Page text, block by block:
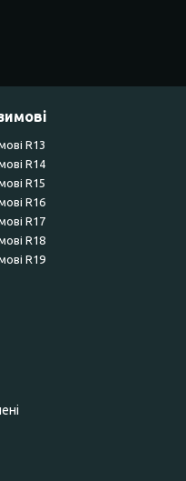
R13
R14
R15
R16
R17
R18
R19